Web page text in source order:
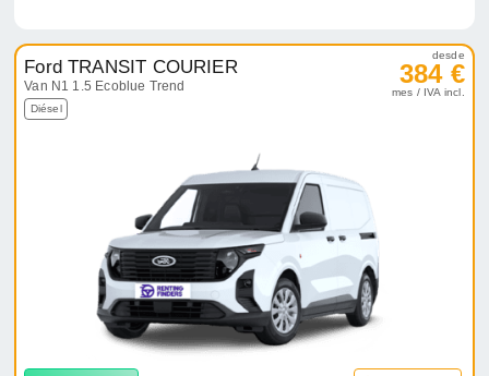
Ford TRANSIT COURIER
Van N1 1.5 Ecoblue Trend
Diésel
desde
384 €
mes / IVA incl.